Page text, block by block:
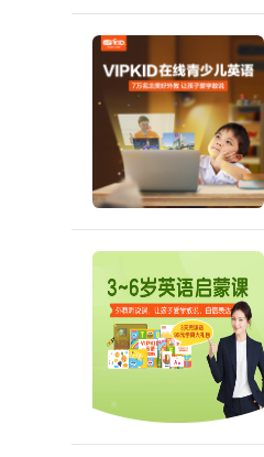
英语描述文物的
关的历史背景。
的方式，能够极
科技馆也是不
展与科学知识相
物理展区，成员
论科学实验的步
国外的科技展览
与国外友人交
力。
线上平台：突破
随着互联网的发